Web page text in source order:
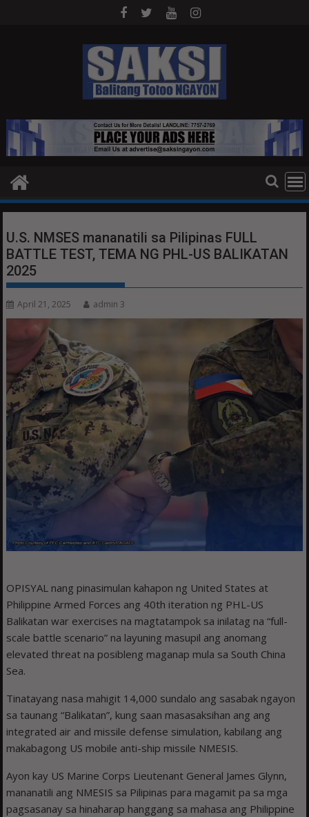
U.S. NMSES mananatili sa Pilipinas FULL
BATTLE TEST, TEMA NG PHL-US BALIKATAN
2025
April 21, 2025 admin 3
OPISYAL nang pinasimulan kahapon ng United States at
Philippine Armed Forces ang 40th iteration ng PHL-US
Balikatan war exercises na magtatampok sa inilatag na “full-
scale battle scenario” na layuning masupil ang anomang
elevated threat na posibleng maganap mula sa South China
Sea.
Tinatayang nasa mahigit 14,000 sundalo ang sasabak ngayon
sa taunang “Balikatan”, kung saan masasaksihan ang ang
integrated air and missile defense simulation, kabilang ang
makabagong US mobile anti-ship missile NMESIS.
Ayon kay US Marine Corps Lieutenant General James Glynn,
mananatili ang NMESIS sa Pilipinas para magamit pa sa mga
pagsasanay sa hinaharap hanggang sa mahasa ang Philippine